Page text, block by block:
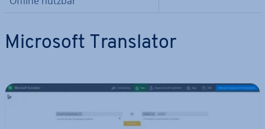
Microsoft Trans­la­tor